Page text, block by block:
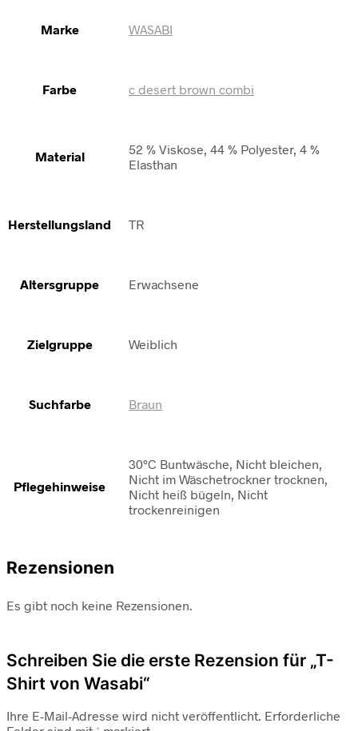
Marke WASABI
Farbe c desert brown combi
Material
52 % Viskose, 44 % Polyester, 4 %
Elasthan
Herstellungsland TR
Altersgruppe Erwachsene
Zielgruppe Weiblich
Suchfarbe Braun
Pflegehinweise
30°C Buntwäsche, Nicht bleichen,
Nicht im Wäschetrockner trocknen,
Nicht heiß bügeln, Nicht
trockenreinigen
Rezensionen
Es gibt noch keine Rezensionen.
Schreiben Sie die erste Rezension für „T-
Shirt von Wasabi“
Ihre E-Mail-Adresse wird nicht veröffentlicht. Erforderliche